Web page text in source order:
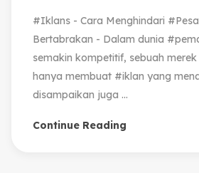
#Iklans - Cara Menghindari
Bertabrakan - Dalam dunia
semakin kompetitif, sebuah
hanya membuat #iklan yang
disampaikan juga ...
Continue Reading